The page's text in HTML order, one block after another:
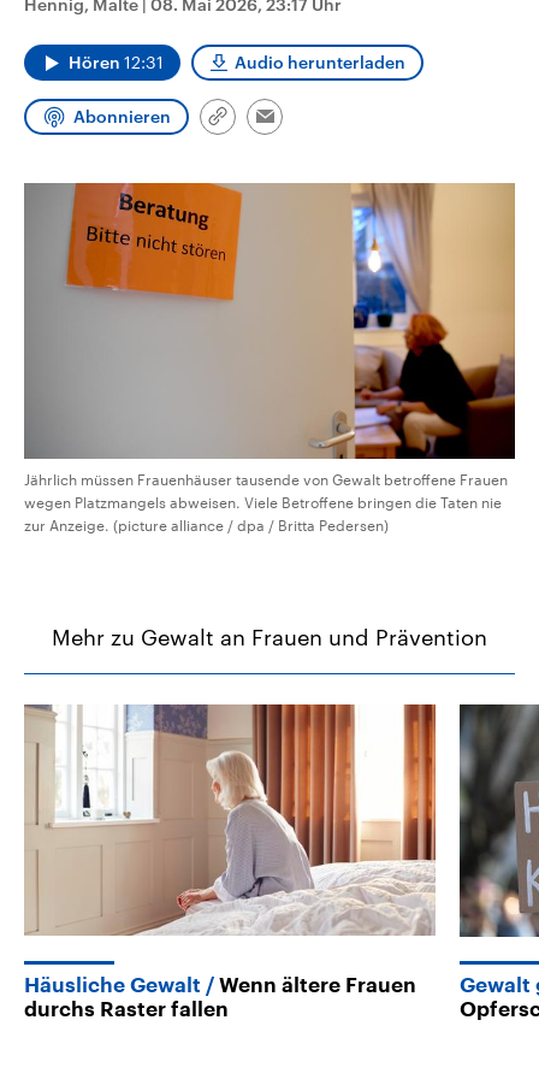
CDU, SPD und FDP regiert.-
Wahlprogramme, aktuelle Berichte
und Hintergründe zu den Parteien
Wahl.
aktuelle Weltgeschehen.
Sendungen Programm Podcasts
Audio-Archiv
Hören 12:31 Audio herunterladen
Abonnieren
Link
Email
Jährlich müssen Frauenhäuser tausende von Gewalt betroffene Frauen
wegen Platzmangels abweisen. Viele Betroffene bringen die Taten nie
zur Anzeige. (picture alliance / dpa / Britta Pedersen)
Mehr zu Gewalt an Frauen und Prävention
Häusliche Gewalt
Wenn ältere Frauen
durchs Raster fallen
Gewalt